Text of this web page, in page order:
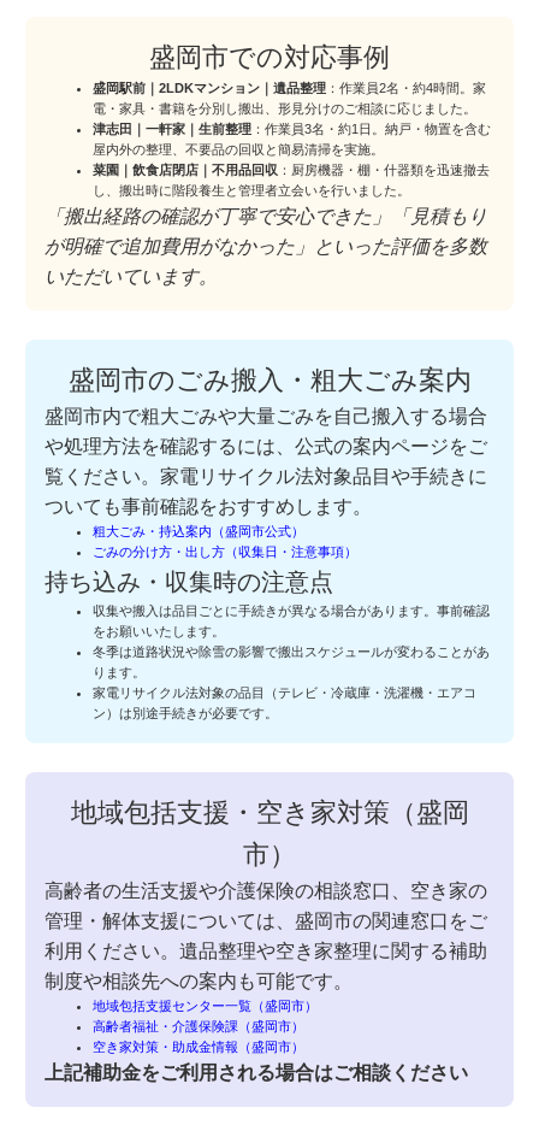
盛岡市での対応事例
盛岡駅前｜2LDKマンション｜遺品整理 ：作業員2名・約4時間。家
電・家具・書籍を分別し搬出、形見分けのご相談に応じました。
津志田｜一軒家｜生前整理 ：作業員3名・約1日。納戸・物置を含む
屋内外の整理、不要品の回収と簡易清掃を実施。
菜園｜飲食店閉店｜不用品回収 ：厨房機器・棚・什器類を迅速撤去
し、搬出時に階段養生と管理者立会いを行いました。
「搬出経路の確認が丁寧で安心できた」「見積もり
が明確で追加費用がなかった」といった評価を多数
いただいています。
盛岡市のごみ搬入・粗大ごみ案内
盛岡市内で粗大ごみや大量ごみを自己搬入する場合
や処理方法を確認するには、公式の案内ページをご
覧ください。家電リサイクル法対象品目や手続きに
ついても事前確認をおすすめします。
粗大ごみ・持込案内（盛岡市公式）
ごみの分け方・出し方（収集日・注意事項）
持ち込み・収集時の注意点
収集や搬入は品目ごとに手続きが異なる場合があります。事前確認
をお願いいたします。
冬季は道路状況や除雪の影響で搬出スケジュールが変わることがあ
ります。
家電リサイクル法対象の品目（テレビ・冷蔵庫・洗濯機・エアコ
ン）は別途手続きが必要です。
地域包括支援・空き家対策（盛岡
市）
高齢者の生活支援や介護保険の相談窓口、空き家の
管理・解体支援については、盛岡市の関連窓口をご
利用ください。遺品整理や空き家整理に関する補助
制度や相談先への案内も可能です。
地域包括支援センター一覧（盛岡市）
高齢者福祉・介護保険課（盛岡市）
空き家対策・助成金情報（盛岡市）
上記補助金をご利用される場合はご相談ください